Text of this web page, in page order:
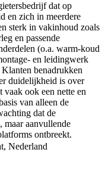
dat op
en zich in meerdere
sterk in vakinhoud zoals
en passende
(o.a. warm-koud
en leidingwerk
benadrukken
duidelijkheid is over
vaak ook een nette en
van alleen de
dat de
maar aanvullende
ontbreekt.
Nederland